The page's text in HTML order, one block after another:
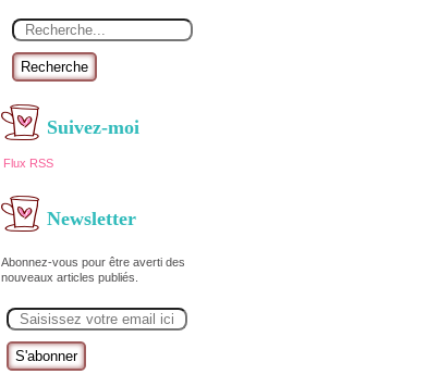
Recherche
Suivez-moi
Flux RSS
Newsletter
Abonnez-vous pour être averti des
nouveaux articles publiés.
m